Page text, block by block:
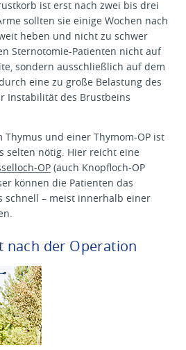
ist erst nach zwei bis drei
sollten sie einige Wochen nach
heben und nicht zu schwer
Sternotomie-Patienten nicht auf
sondern ausschließlich auf dem
eine zu große Belastung des
Instabilität des Brustbeins
Thymus und einer Thymom-OP ist
selten nötig. Hier reicht eine
OP (auch Knopfloch-OP
können die Patienten das
schnell – meist innerhalb einer
nach der Operation